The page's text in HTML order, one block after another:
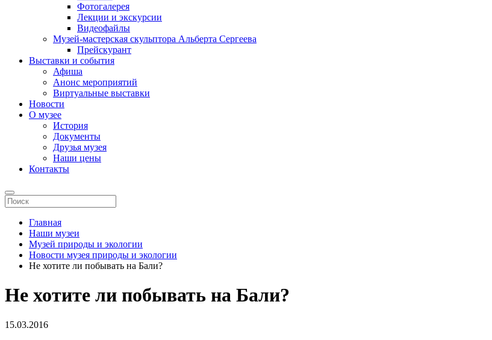
Фотогалерея
Лекции и экскурсии
Видеофайлы
Музей-мастерская скульптора Альберта Сергеева
Прейскурант
Выставки и события
Афиша
Анонс мероприятий
Виртуальные выставки
Новости
О музее
История
Документы
Друзья музея
Наши цены
Контакты
Главная
Наши музеи
Музей природы и экологии
Новости музея природы и экологии
Не хотите ли побывать на Бали?
Не хотите ли побывать на Бали?
15.03.2016